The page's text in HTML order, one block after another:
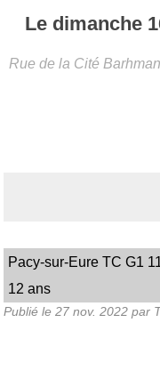
Le dimanche
Rue de la Cité
Pacy-sur-Eure TC G1
12 ans
Publié le 27 nov. 2022 par